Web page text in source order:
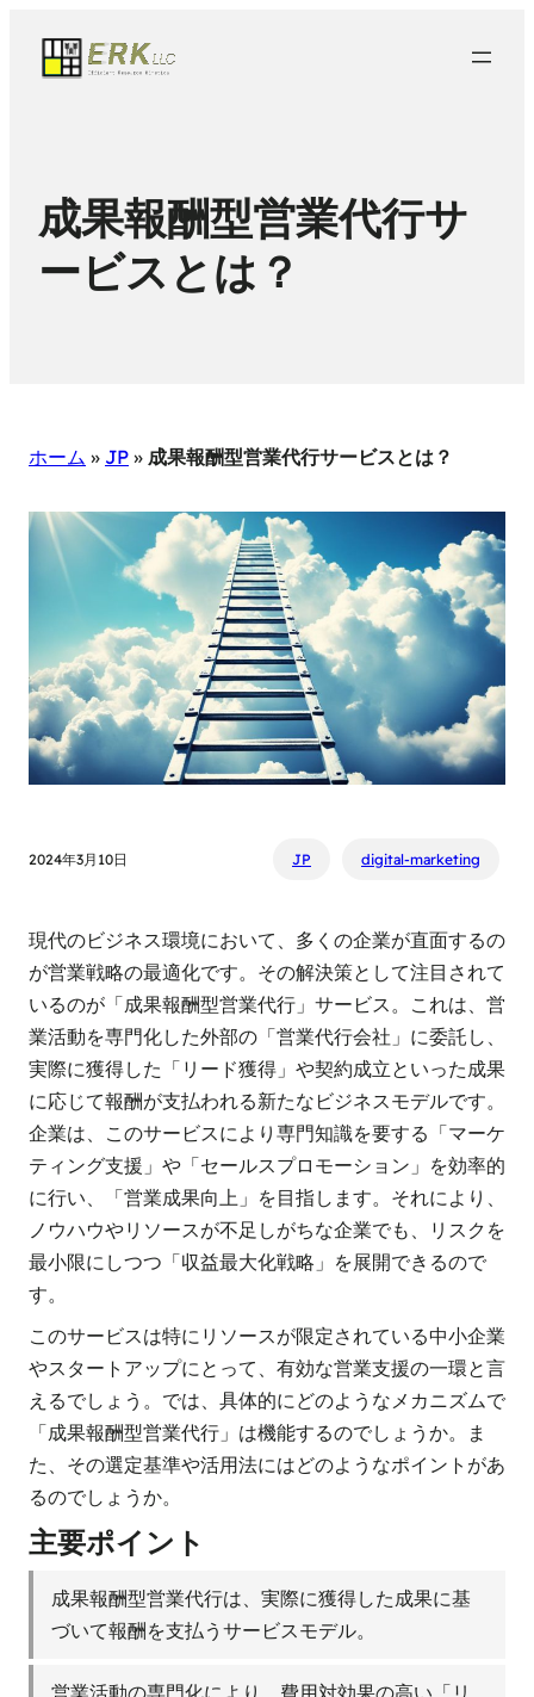
成果報酬型営業代行サ
ービスとは？
ホーム » JP » 成果報酬型営業代行サービスとは？
2024年3月10日 JP digital-marketing
現代のビジネス環境において、多くの企業が直面するの
が営業戦略の最適化です。その解決策として注目されて
いるのが「成果報酬型営業代行」サービス。これは、営
業活動を専門化した外部の「営業代行会社」に委託し、
実際に獲得した「リード獲得」や契約成立といった成果
に応じて報酬が支払われる新たなビジネスモデルです。
企業は、このサービスにより専門知識を要する「マーケ
ティング支援」や「セールスプロモーション」を効率的
に行い、「営業成果向上」を目指します。それにより、
ノウハウやリソースが不足しがちな企業でも、リスクを
最小限にしつつ「収益最大化戦略」を展開できるので
す。
このサービスは特にリソースが限定されている中小企業
やスタートアップにとって、有効な営業支援の一環と言
えるでしょう。では、具体的にどのようなメカニズムで
「成果報酬型営業代行」は機能するのでしょうか。ま
た、その選定基準や活用法にはどのようなポイントがあ
るのでしょうか。
主要ポイント
成果報酬型営業代行は、実際に獲得した成果に基
づいて報酬を支払うサービスモデル。
営業活動の専門化により、費用対効果の高い「リ